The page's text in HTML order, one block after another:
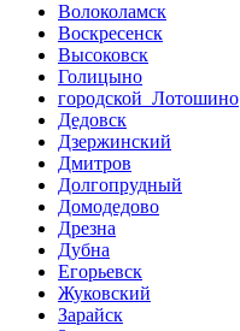
Волоколамск
Воскресенск
Высоковск
Голицыно
городской Лотошино
Дедовск
Дзержинский
Дмитров
Долгопрудный
Домодедово
Дрезна
Дубна
Егорьевск
Жуковский
Зарайск